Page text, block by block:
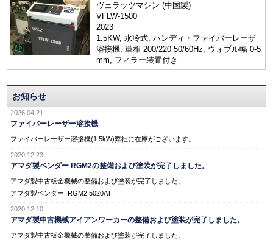
ヴェラッツマシン (中国製)
VFLW-1500
2023
1.5KW, 水冷式, ハンディ・ファイバーレーザ
溶接機, 単相 200/220 50/60Hz, ウォブル幅 0-5
mm, フィラー装置付き
お知らせ
2026.04.21
ファイバーレーザー溶接機
ファイバーレーザー溶接機(1.5kW)弊社に在庫がございます。
2020.12.23
アマダ製ベンダー RGM2の整備および塗装が完了しました。
アマダ製中古板金機械の整備および塗装が完了しました。
アマダ製ベンダー: RGM2 5020AT
2020.12.10
アマダ製中古機械アイアンワーカーの整備および塗装が完了しました。
アマダ製中古板金機械の整備および塗装が完了しました。